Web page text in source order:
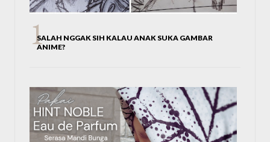
SALAH NGGAK SIH KALAU ANAK SUKA GAMBAR
ANIME?